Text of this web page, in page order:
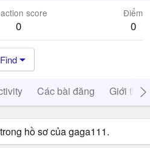
score
0
Điểm
0
Find
Các bài đăng Giới thiệu
hồ sơ của gaga111.